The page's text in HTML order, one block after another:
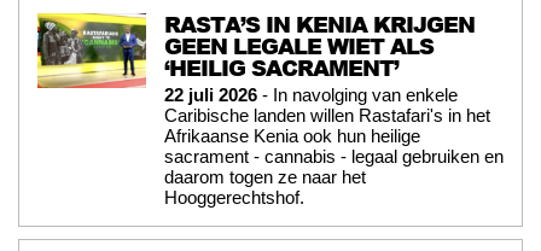
RASTA’S IN KENIA KRIJGEN
GEEN LEGALE WIET ALS
‘HEILIG SACRAMENT’
22 juli 2026 - In navolging van enkele
Caribische landen willen Rastafari's in het
Afrikaanse Kenia ook hun heilige
sacrament - cannabis - legaal gebruiken en
daarom togen ze naar het
Hooggerechtshof.